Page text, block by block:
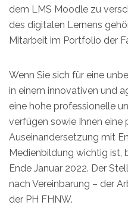
dem LMS Moodle zu
des digitalen Lernens
Mitarbeit im Portfolio der
Wenn Sie sich für eine
in einem innovativen und
eine hohe professionelle
verfügen sowie Ihnen eine
Auseinandersetzung mit
Medienbildung wichtig ist,
Ende Januar 2022. Der
nach Vereinbarung – der
der PH FHNW.